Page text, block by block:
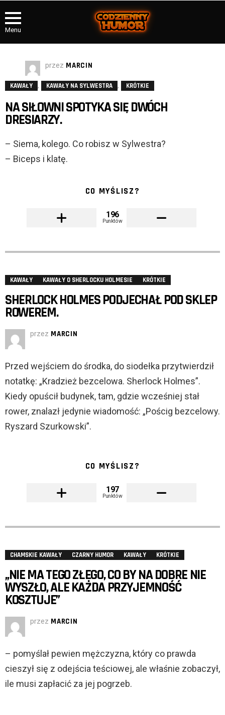
Menu
przez MARCIN
KAWAŁY , KAWAŁY NA SYLWESTRA , KRÓTKIE
NA SIŁOWNI SPOTYKA SIĘ DWÓCH
DRESIARZY.
– Siema, kolego. Co robisz w Sylwestra?
– Biceps i klatę.
CO MYŚLISZ?
196
Punktów
KAWAŁY KAWAŁY O SHERLOCKU HOLMESIE KRÓTKIE
SHERLOCK HOLMES PODJECHAŁ POD SKLEP
ROWEREM.
przez MARCIN
Przed wejściem do środka, do siodełka przytwierdził
notatkę: „Kradzież bezcelowa. Sherlock Holmes”.
Kiedy opuścił budynek, tam, gdzie wcześniej stał
rower, znalazł jedynie wiadomość: „Pościg bezcelowy.
Ryszard Szurkowski”.
CO MYŚLISZ?
197
Punktów
CHAMSKIE KAWAŁY CZARNY HUMOR KAWAŁY KRÓTKIE
„NIE MA TEGO ZŁEGO, CO BY NA DOBRE NIE
WYSZŁO, ALE KAŻDA PRZYJEMNOŚĆ
KOSZTUJE”
przez MARCIN
– pomyślał pewien mężczyzna, który co prawda
cieszył się z odejścia teściowej, ale właśnie zobaczył,
ile musi zapłacić za jej pogrzeb.